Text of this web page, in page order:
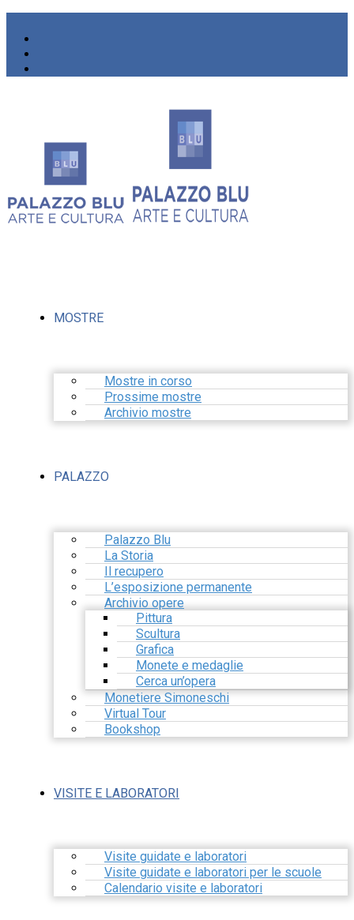
MOSTRE
Mostre in corso
Prossime mostre
Archivio mostre
PALAZZO
Palazzo Blu
La Storia
Il recupero
L’esposizione permanente
Archivio opere
Pittura
Scultura
Grafica
Monete e medaglie
Cerca un’opera
Monetiere Simoneschi
Virtual Tour
Bookshop
VISITE E LABORATORI
Visite guidate e laboratori
Visite guidate e laboratori per le scuole
Calendario visite e laboratori